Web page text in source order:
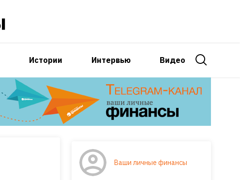
Истории Интервью Видео
Ваши личные финансы